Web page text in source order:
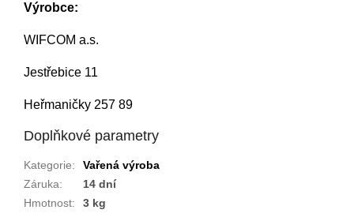
Výrobce:
WIFCOM a.s.
Jestřebice 11
Heřmaničky 257 89
Doplňkové parametry
Kategorie:
Vařená výroba
Záruka:
14 dní
Hmotnost: 3 kg